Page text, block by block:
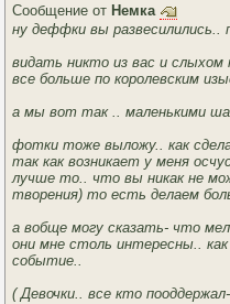
Сообщение от Немка
ну деффки вы развесилились..
видать никто из вас и
все больше по королевским
а мы вот так .. маленькими
фотки тоже выложу.. как
так как возникает у меня
лучше то.. что вы никак не
творения) то есть делаем
а вобще могу сказать- что
они мне столь интересны..
событие..
( Девочки.. все кто